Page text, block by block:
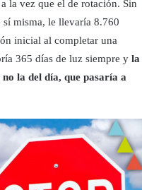
la vez que el de rotación. Sin
sí misma, le llevaría 8.760
inicial al completar una
365 días de luz siempre y la
la del día, que pasaría a